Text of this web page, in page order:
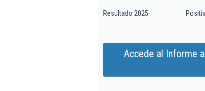
Resultado 2025
Accede al Informe